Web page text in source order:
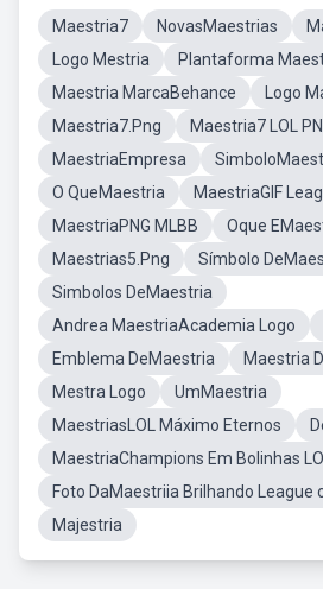
Maestria7 NovasMaestrias
Logo Mestria
Plantaforma
Maestria MarcaBehance
Logo
Maestria7.Png
Maestria7 LOL
MaestriaEmpresa
O QueMaestria
MaestriaGIF
MaestriaPNG MLBB
Oque
Maestrias5.Png
Símbolo
Simbolos DeMaestria
Andrea MaestriaAcademia Logo
Emblema DeMaestria
Maestria
Mestra Logo
UmMaestria
MaestriasLOL Máximo Eternos
MaestriaChampions Em Bolinhas LOL
Foto DaMaestriia Brilhando League
Majestria